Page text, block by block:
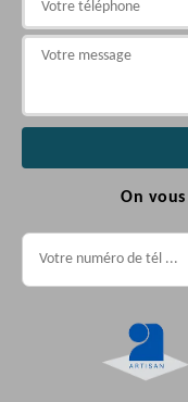
On